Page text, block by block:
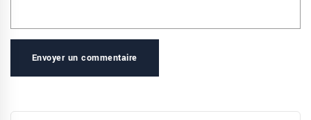
Envoyer un commentaire